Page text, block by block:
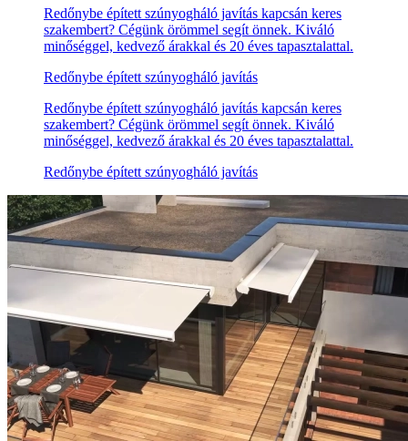
Redőnybe épített szúnyogháló javítás kapcsán keres
szakembert? Cégünk örömmel segít önnek. Kiváló
minőséggel, kedvező árakkal és 20 éves tapasztalattal.
Redőnybe épített szúnyogháló javítás
Redőnybe épített szúnyogháló javítás kapcsán keres
szakembert? Cégünk örömmel segít önnek. Kiváló
minőséggel, kedvező árakkal és 20 éves tapasztalattal.
Redőnybe épített szúnyogháló javítás